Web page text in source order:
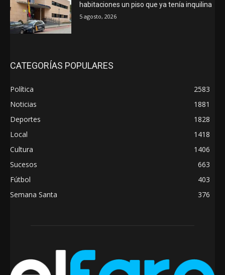
habitaciones un piso que ya tenía inquilina
5 agosto, 2026
CATEGORÍAS POPULARES
Política
2583
Noticias
1881
Deportes
1828
Local
1418
Cultura
1406
Sucesos
663
Fútbol
403
Semana Santa
376